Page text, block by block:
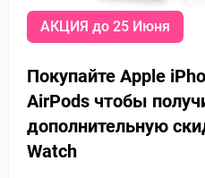
АКЦИЯ до 25 Июня
Покупайте Apple
AirPods чтобы
дополнительную
Watch